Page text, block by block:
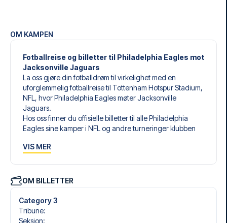
OM KAMPEN
Fotballreise og billetter til Philadelphia Eagles mot
Jacksonville Jaguars
La oss gjøre din fotballdrøm til virkelighet med en
uforglemmelig fotballreise til Tottenham Hotspur Stadium,
NFL, hvor Philadelphia Eagles møter Jacksonville
Jaguars.
Hos oss finner du offisielle billetter til alle Philadelphia
Eagles sine kamper i NFL og andre turneringer klubben
fotballreisen som matcher dine individuelle ønsker og
laget for å gi deg en opplevelse du aldri vil glemme. Du
setter sammen din egen fotballpakke, tilpasset dine
preferanser. Velg blant et bredt utvalg av fotballbilletter,
nøye utvalgte hoteller for enhver smak og budsjett, samt
fleksible fly som passer deg best.
VIS MER
OM BILLETTER
Category 3
Tribune:
Seksjon: